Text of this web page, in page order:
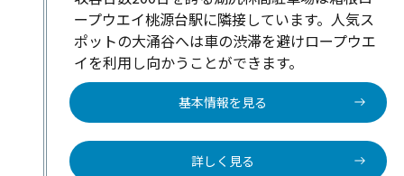
ープウエイ桃源台駅に隣接しています。人気ス
ポットの大涌谷へは車の渋滞を避けロープウエ
イを利用し向かうことができます。
基本情報を見る
詳しく見る